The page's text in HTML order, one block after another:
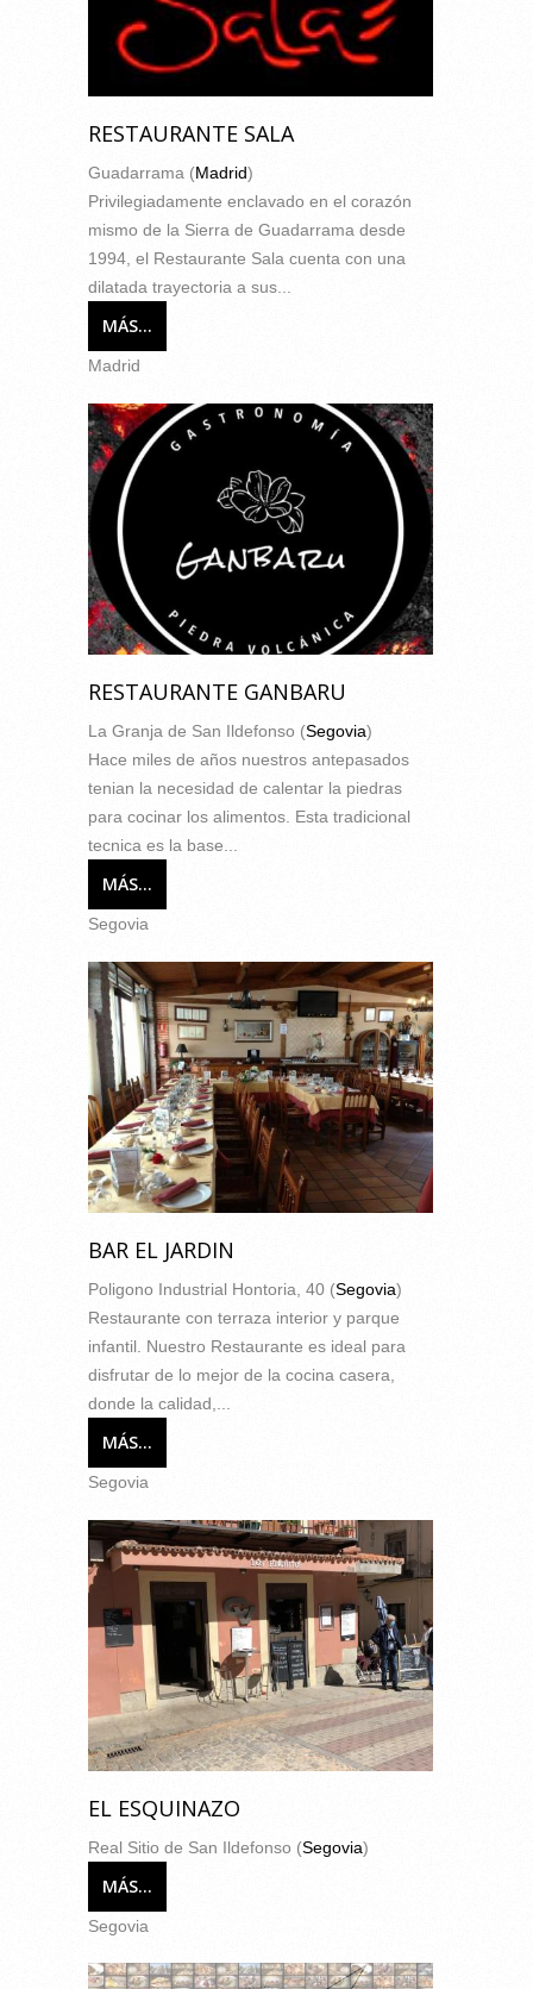
RESTAURANTE SALA
Guadarrama (Madrid)
Privilegiadamente enclavado en el corazón
mismo de la Sierra de Guadarrama desde
1994, el Restaurante Sala cuenta con una
dilatada trayectoria a sus...
MÁS...
Madrid
RESTAURANTE GANBARU
La Granja de San Ildefonso (Segovia)
Hace miles de años nuestros antepasados
tenian la necesidad de calentar la piedras
para cocinar los alimentos. Esta tradicional
tecnica es la base...
MÁS...
Segovia
BAR EL JARDIN
Poligono Industrial Hontoria, 40 (Segovia)
Restaurante con terraza interior y parque
infantil. Nuestro Restaurante es ideal para
disfrutar de lo mejor de la cocina casera,
donde la calidad,...
MÁS...
Segovia
EL ESQUINAZO
Real Sitio de San Ildefonso (Segovia)
MÁS...
Segovia